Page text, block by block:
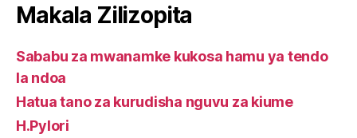
Makala Zilizopita
Sababu za mwanamke kukosa hamu ya tendo
la ndoa
Hatua tano za kurudisha nguvu za kiume
H.Pylori